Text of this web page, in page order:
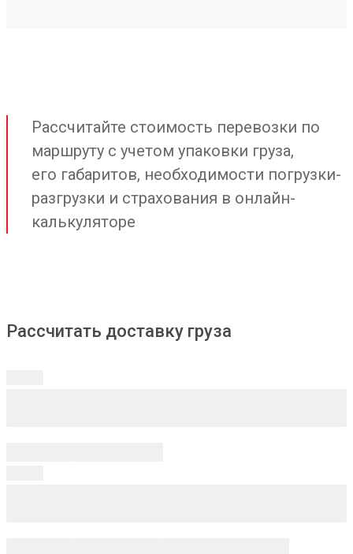
Рассчитайте стоимость перевозки по
маршруту с учетом упаковки груза,
его габаритов, необходимости погрузки-
разгрузки и страхования в онлайн-
калькуляторе
Рассчитать доставку груза